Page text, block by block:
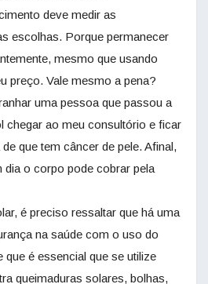
deve medir as
escolhas. Porque permanecer
mesmo que usando
preço. Vale mesmo a pena?
uma pessoa que passou a
chegar ao meu consultório e ficar
que tem câncer de pele. Afinal,
dia o corpo pode cobrar pela
é preciso ressaltar que há uma
na saúde com o uso do
que é essencial que se utilize
queimaduras solares, bolhas,